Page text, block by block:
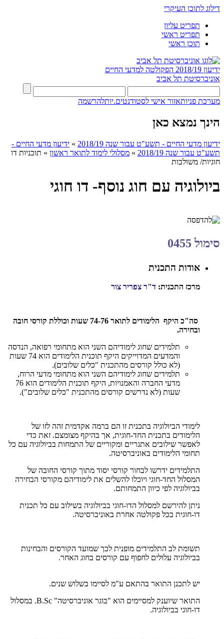
דילוג לתוכן העיקרי
תפריט עליון
תפריט ראשי
תוכן ראשי
ידיעון 2018/19
הפקולטה למדעי החיים
אוניברסיטת תל אביב
מערכת פניותאזור אישי לסטודנטים.יותלהרשמה
הינך נמצא כאן
ידיעון מדעי החיים - תשע"ט עבור שנה 2018/19 » ידיעון מדעי החיים -
תשע"ט עבור שנה 2018/19
» מסלולי לימוד לתואר ראשון » תוכניות דו
חוגיות/ משולבות
ביולוגיה עם חוג נוסף- דו חוגי
סימול 0455
אודות התכנית
מרכז התכנית: ד"ר צפריר צור
סה"כ היקף הלימודים לתואר 74-76 שעות וכוללת קורסי חובה
ובחירה.
תלמידים שחוג לימודיהם השני הוא מתחומי רפואה, הנדסה
והמדעים המדוייקים היקף תוכנית הלימודים הוא 74 שעות
(לא כולל קורסים מהתכנית "כלים שלובים).
תלמידים שחוג לימודיהם השני הוא מתחומי מדעי הרוח,
מדעי החברה והאמנויות, היקף תוכנית הלימודים הוא 76
שעות (לא נדרשים קורסים מהתכנית "כלים שלובים").
לימודי הביולוגיה בתכנית זו הם ברמה אקדמית זהה לזו של
הלימודים בתכנית החד-חוגית, אך בהיקף מצומצם. זאת כדי
לאפשר שילובים אתגריים ומקוריים של התמחות בביולוגיה עם כל
תחומי הלימודים באוניברסיטה.
התלמידים ידרשו לבחור קורסי יסוד מתוך קורסי החובה של
המסלול החד-חוגי ויוכלו להשלים את לימודיהם מקורסי הבחירה
בביולוגיה לפי כיוון התמחותם.
ניתן להירשם למסלול הדו-חוגי בביולוגיה בשילוב עם כל תכנית
דו-חוגית בכל פקולטה אחרת באוניברסיטה.
תשומת לב התלמידים מופנית לכך שמועד הקורסים והבחינות
בביולוגיה עלולים לחפוף עם קורסים בחוג האחר.
יש לתכנן התואר בהתאם ע"מ לסיימו בשלוש שנים.
התואר שיוענק למסיימים הוא "בוגר אוניברסיטה" B.Sc. במסלול
דו-חוגי בביולוגיה.